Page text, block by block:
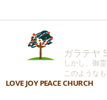
LOVE JOY PEACE CHURCH
ガラテヤ
しかし、御
このような